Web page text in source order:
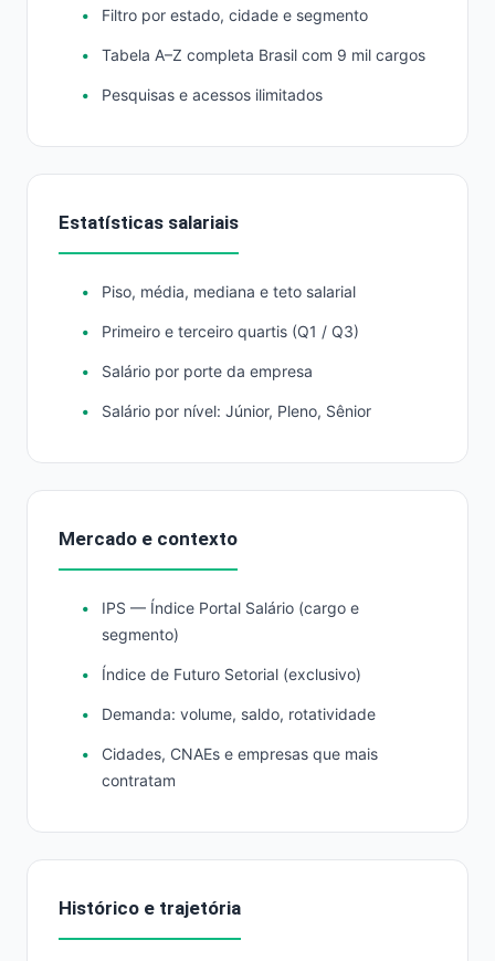
Filtro por estado, cidade e segmento
Tabela A–Z completa Brasil com 9 mil cargos
Pesquisas e acessos ilimitados
Estatísticas salariais
Piso, média, mediana e teto salarial
Primeiro e terceiro quartis (Q1 / Q3)
Salário por porte da empresa
Salário por nível: Júnior, Pleno, Sênior
Mercado e contexto
IPS — Índice Portal Salário (cargo e
segmento)
Índice de Futuro Setorial (exclusivo)
Demanda: volume, saldo, rotatividade
Cidades, CNAEs e empresas que mais
contratam
Histórico e trajetória